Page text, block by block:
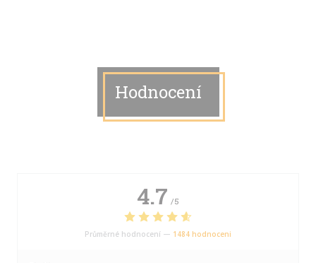
Hodnocení
4.7 /5
Průměrné hodnocení — 1484 hodnoceni